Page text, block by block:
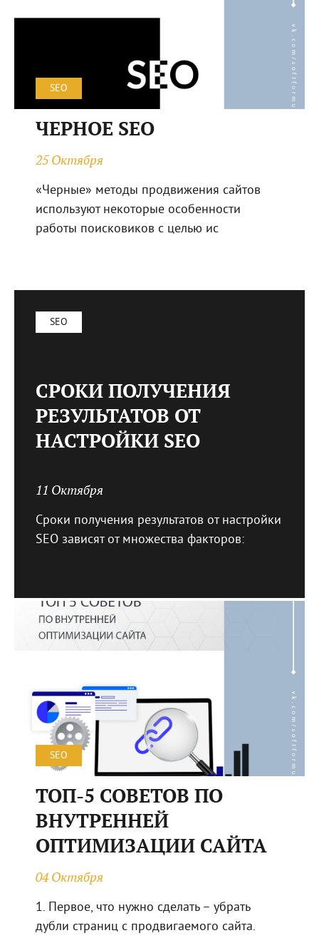
SEO
ЧЕРНОЕ SEO
25 Октября
«Черные» методы продвижения сайтов
используют некоторые особенности
работы поисковиков с целью ис
SEO
СРОКИ ПОЛУЧЕНИЯ
РЕЗУЛЬТАТОВ ОТ
НАСТРОЙКИ SEO
11 Октября
Сроки получения результатов от настройки
SEO зависят от множества факторов:
SEO
ТОП-5 СОВЕТОВ ПО
ВНУТРЕННЕЙ
ОПТИМИЗАЦИИ САЙТА
04 Октября
1. Первое, что нужно сделать – убрать
дубли страниц с продвигаемого сайта.